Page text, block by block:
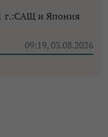
г.:САЩ и Япония
09:19, 03.08.2026